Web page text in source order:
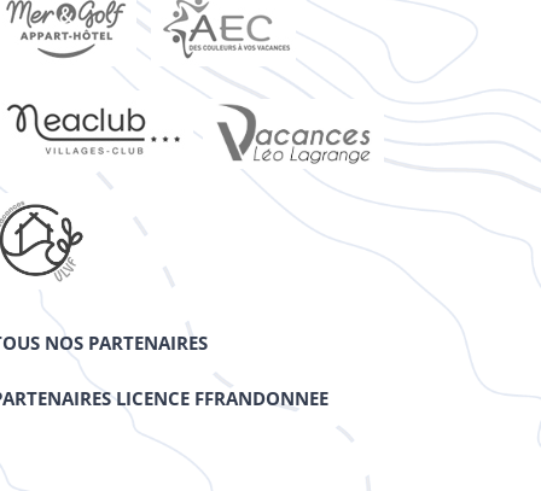
NOS PARTENAIRES
LICENCE FFRANDONNEE